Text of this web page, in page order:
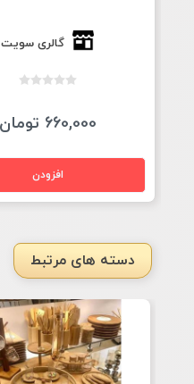
گالری سویت
660,000 تومان
دسته های مرتبط